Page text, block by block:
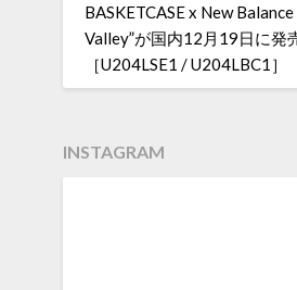
BASKETCASE x New
Valley”が国内12月19日に発
［U204LSE1 / U204LBC1］
INSTAGRAM